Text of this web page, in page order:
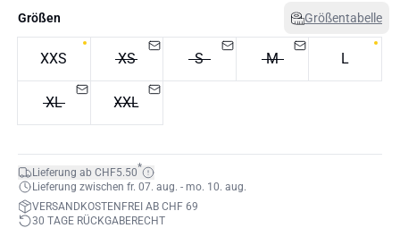
Größen Größentabelle
XXS XS S M L
XL XXL
Lieferung ab CHF5.50*
Lieferung zwischen fr. 07. aug. - mo. 10. aug.
VERSANDKOSTENFREI AB CHF 69
30 TAGE RÜCKGABERECHT